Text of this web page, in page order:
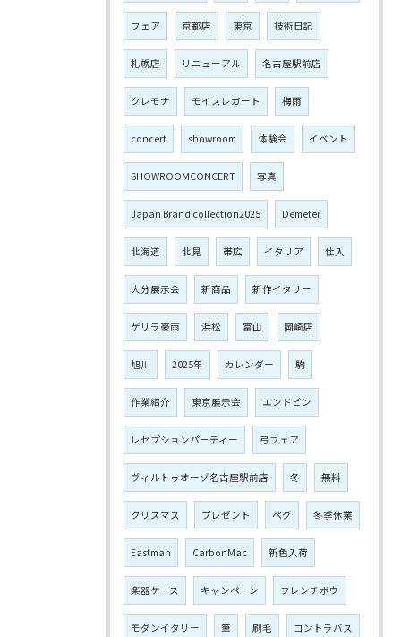
フェア 京都店 東京 技術日記
札幌店 リニューアル 名古屋駅前店
クレモナ モイスレガート 梅雨
concert showroom 体験会 イベント
SHOWROOMCONCERT 写真
Japan Brand collection2025 Demeter
北海道 北見 帯広 イタリア 仕入
大分展示会 新商品 新作イタリー
ゲリラ豪雨 浜松 富山 岡崎店
旭川 2025年 カレンダー 駒
作業紹介 東京展示会 エンドピン
レセプションパーティー 弓フェア
ヴィルトゥオーゾ名古屋駅前店 冬 無料
クリスマス プレゼント ペグ 冬季休業
Eastman CarbonMac 新色入荷
楽器ケース キャンペーン フレンチボウ
モダンイタリー 筆 刷毛 コントラバス